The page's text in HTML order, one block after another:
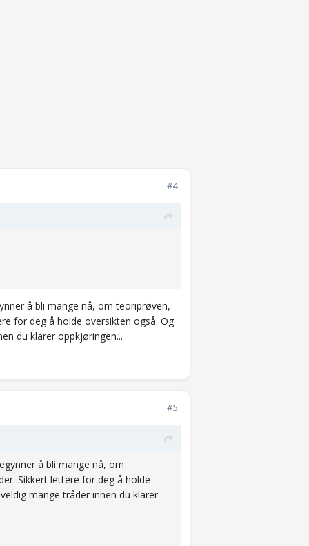
#4
å bli mange nå, om teoriprøven,
for deg å holde oversikten også. Og
du klarer oppkjøringen...
#5
å bli mange nå, om
Sikkert lettere for deg å holde
mange tråder innen du klarer